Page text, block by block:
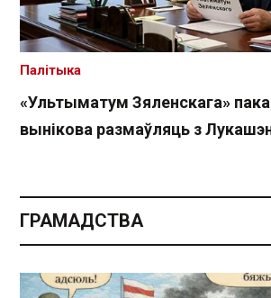
«Ультыматум Зяленскага»
вынікова размаўляць з
Палітыка
ГРАМАДСТВА